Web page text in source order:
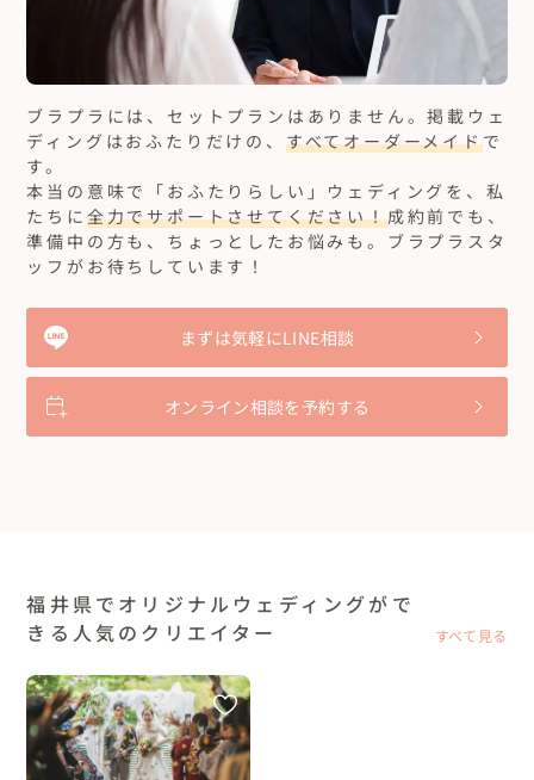
ブラプラには、セットプランはありません。掲載ウェ
ディングはおふたりだけの、 すべてオーダーメイドで
す。
本当の意味で「おふたりらしい」ウェディングを、私
たちに 全力でサポートさせてください！成約前でも、
準備中の方も、ちょっとしたお悩みも。ブラプラスタ
ッフがお待ちしています！
まずは気軽にLINE相談
オンライン相談を予約する
福井県でオリジナルウェディングがで
きる人気のクリエイター
すべて見る